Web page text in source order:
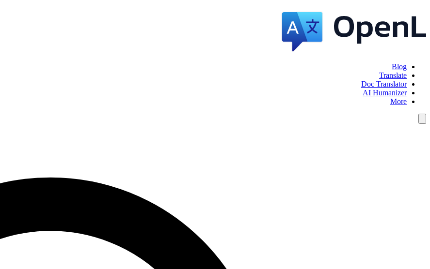
Blog
Translate
Doc Translator
AI Humanizer
More